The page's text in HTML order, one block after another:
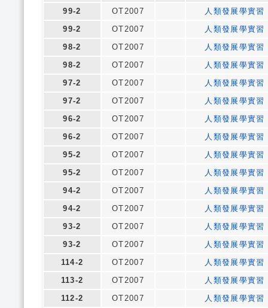
99-2
OT2007
人類發展學實習
99-2
OT2007
人類發展學實習
98-2
OT2007
人類發展學實習
98-2
OT2007
人類發展學實習
97-2
OT2007
人類發展學實習
97-2
OT2007
人類發展學實習
96-2
OT2007
人類發展學實習
96-2
OT2007
人類發展學實習
95-2
OT2007
人類發展學實習
95-2
OT2007
人類發展學實習
94-2
OT2007
人類發展學實習
94-2
OT2007
人類發展學實習
93-2
OT2007
人類發展學實習
93-2
OT2007
人類發展學實習
114-2
OT2007
人類發展學實習
113-2
OT2007
人類發展學實習
112-2
OT2007
人類發展學實習